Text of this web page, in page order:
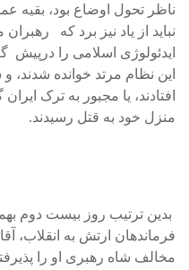
ناظر تحول اوضاع بود، بقيه
نبايد از ياد نيز برد که
ايدئولوژی اسلامی را درپيش
اين نظام مرتد خوانده شدند،
افتادند، يا مجبور به ترک ايران
منزل خود به قتل رسيدند.
بدين ترتيب روز بيست دوم
فرماندهان ارتش به انقلاب،
مخالف شاه رهبری او را